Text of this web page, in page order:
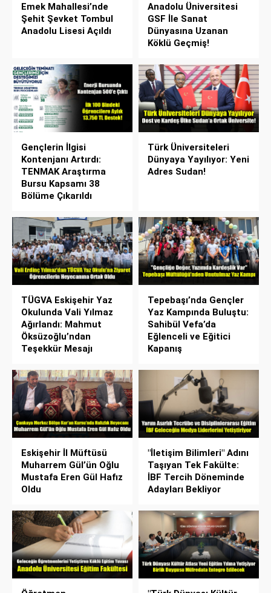
Emek Mahallesi’nde
Şehit Şevket Tombul
Anadolu Lisesi Açıldı
Anadolu Üniversitesi
GSF İle Sanat
Dünyasına Uzanan
Köklü Geçmiş!
Gençlerin İlgisi
Kontenjanı Artırdı:
TENMAK Araştırma
Bursu Kapsamı 38
Bölüme Çıkarıldı
Türk Üniversiteleri
Dünyaya Yayılıyor: Yeni
Adres Sudan!
TÜGVA Eskişehir Yaz
Okulunda Vali Yılmaz
Ağırlandı: Mahmut
Öksüzoğlu’ndan
Teşekkür Mesajı
Tepebaşı’nda Gençler
Yaz Kampında Buluştu:
Sahibül Vefa’da
Eğlenceli ve Eğitici
Kapanış
Eskişehir İl Müftüsü
Muharrem Gül’ün Oğlu
Mustafa Eren Gül Hafız
Oldu
"İletişim Bilimleri" Adını
Taşıyan Tek Fakülte:
İBF Tercih Döneminde
Adayları Bekliyor